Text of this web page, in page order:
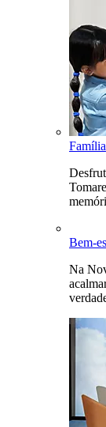
Família
Bem-
Na